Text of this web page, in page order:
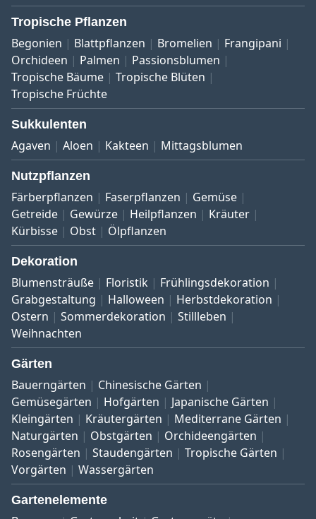
Tropische Pflanzen
Begonien Blattpflanzen Bromelien
Frangipani
Orchideen
Palmen
Passionsblumen
Tropische Bäume
Tropische Blüten
Tropische Früchte
Sukkulenten
Agaven Aloen Kakteen Mittagsblumen
Nutzpflanzen
Färberpflanzen Faserpflanzen
Gemüse
Getreide
Gewürze Heilpflanzen
Kräuter
Kürbisse
Obst Ölpflanzen
Dekoration
Blumensträuße Floristik
Frühlingsdekoration
Grabgestaltung
Halloween
Herbstdekoration
Ostern
Sommerdekoration
Stillleben
Weihnachten
Gärten
Bauerngärten
Chinesische Gärten
Gemüsegärten
Hofgärten
Japanische Gärten
Kleingärten
Kräutergärten
Mediterrane Gärten
Naturgärten
Obstgärten
Orchideengärten
Rosengärten
Staudengärten
Tropische Gärten
Vorgärten
Wassergärten
Gartenelemente